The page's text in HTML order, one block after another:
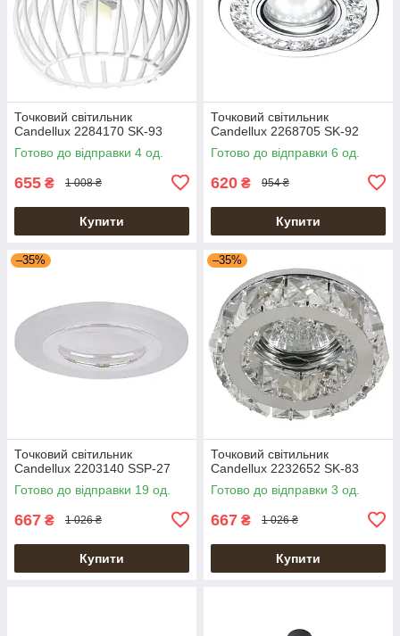
Точковий світильник
Candellux 2284170 SK-93
Готово до відправки 4 од.
655 ₴ 1 008 ₴
Купити
Точковий світильник
Candellux 2268705 SK-92
Готово до відправки 6 од.
620 ₴ 954 ₴
Купити
–35%
Точковий світильник
Candellux 2203140 SSP-27
Готово до відправки 19 од.
667 ₴ 1 026 ₴
Купити
–35%
Точковий світильник
Candellux 2232652 SK-83
Готово до відправки 3 од.
667 ₴ 1 026 ₴
Купити